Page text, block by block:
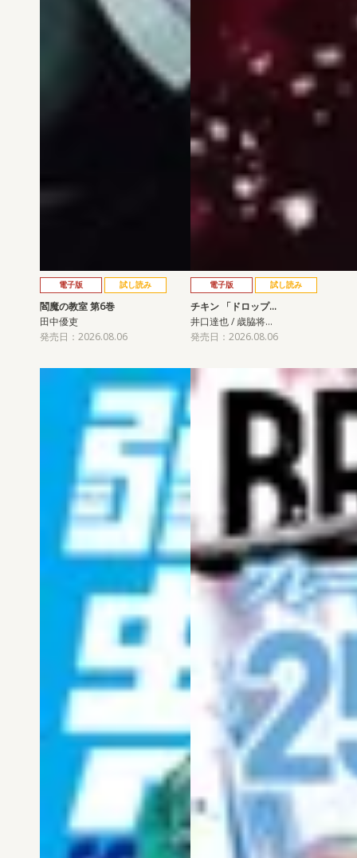
電子版 試し読み
閻魔の教室 第6巻
田中優吏
発売日：2026.08.06
電子版 試し読み
チキン 「ドロップ…
井口達也 / 歳脇将…
発売日：2026.08.06